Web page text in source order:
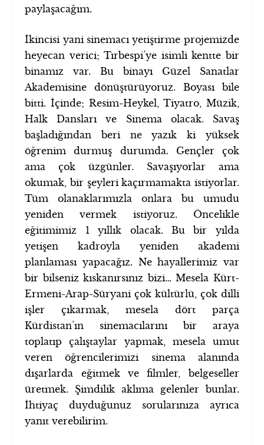
paylaşacağım.
İkincisi yani sinemacı yetiştirme projemizde
heyecan verici; Tırbespi’ye isimli kentte bir
binamız var. Bu binayı Güzel Sanatlar
Akademisine dönüştürüyoruz. Boyası bile
bitti. İçinde; Resim-Heykel, Tiyatro, Müzik,
Halk Dansları ve Sinema olacak. Savaş
başladığından beri ne yazık ki yüksek
öğrenim durmuş durumda. Gençler çok
ama çok üzgünler. Savaşıyorlar ama
okumak, bir şeyleri kaçırmamakta istiyorlar.
Tüm olanaklarımızla onlara bu umudu
yeniden vermek istiyoruz. Öncelikle
eğitimimiz 1 yıllık olacak. Bu bir yılda
yetişen kadroyla yeniden akademi
planlaması yapacağız. Ne hayallerimiz var
bir bilseniz kıskanırsınız bizi… Mesela Kürt-
Ermeni-Arap-Süryani çok kültürlü, çok dilli
işler çıkarmak, mesela dört parça
Kürdistan’ın sinemacılarını bir araya
toplatıp çalıştaylar yapmak, mesela umut
veren öğrencilerimizi sinema alanında
dışarlarda eğitmek ve filmler, belgeseller
üretmek. Şimdilik aklıma gelenler bunlar.
İhtiyaç duyduğunuz sorularınıza ayrıca
yanıt verebilirim.